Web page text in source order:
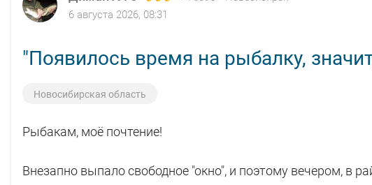
6 августа 2026, 08:31
"Появилось время на рыбалку,
Новосибирская область
Рыбакам, моё почтение!
Внезапно выпало свободное "окно", и поэтому вечером, в